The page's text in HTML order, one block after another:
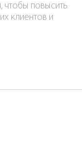
чтобы повысить
клиентов и